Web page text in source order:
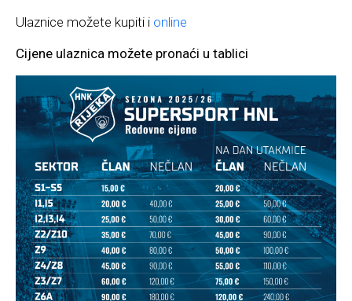
Ulaznice možete kupiti i online
Cijene ulaznica možete pronaći u tablici